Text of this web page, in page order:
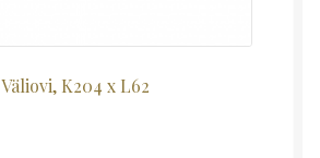
Väliovi, K204 x L62